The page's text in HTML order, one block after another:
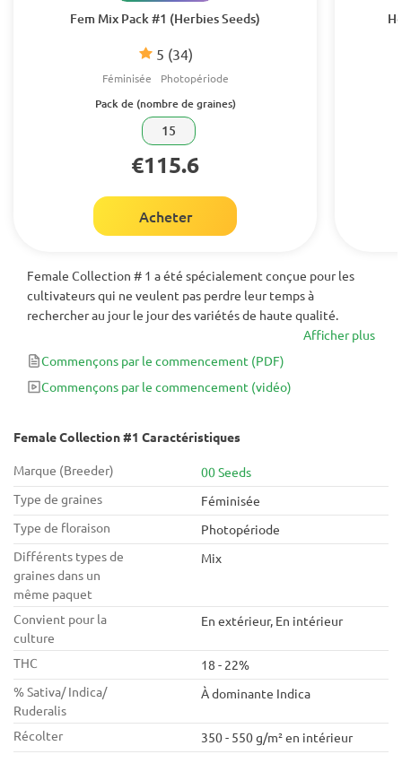
Fem Mix Pack #1 (Herbies Seeds)
5 (34)
Féminisée Photopériode
Pack de (nombre de graines)
15
€115.6
Acheter
Female Collection # 1 a été spécialement conçue pour les
cultivateurs qui ne veulent pas perdre leur temps à
rechercher au jour le jour des variétés de haute qualité.
Afficher plus
Commençons par le commencement (PDF)
Commençons par le commencement (vidéo)
Female Collection #1 Caractéristiques
Marque (Breeder)
00 Seeds
Type de graines
Féminisée
Type de floraison
Photopériode
Différents types de
graines dans un
même paquet
Mix
Convient pour la
culture
En extérieur, En intérieur
THC
18 - 22%
% Sativa/ Indica/
Ruderalis
À dominante Indica
Récolter
350 - 550 g/m² en intérieur